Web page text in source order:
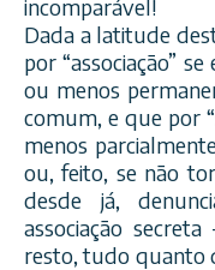
incomparável!
Dada a latitude
por “associação”
ou menos
comum, e que por
menos
ou, feito, se não
desde já,
associação
resto, tudo quanto